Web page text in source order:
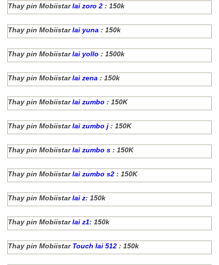
Thay pin Mobiistarlai zoro 2 : 150k
Thay pin Mobiistarlai yuna : 150k
Thay pin Mobiistarlai yollo : 1500k
Thay pin Mobiistarlai zena : 150k
Thay pin Mobiistarlai zumbo : 150K
Thay pin Mobiistarlai zumbo j : 150K
Thay pin Mobiistarlai zumbo s : 150K
Thay pin Mobiistarlai zumbo s2 : 150K
Thay pin Mobiistarlai z: 150k
Thay pin Mobiistarlai z1: 150k
Thay pin Mobiistar Touch lai 512 : 150k